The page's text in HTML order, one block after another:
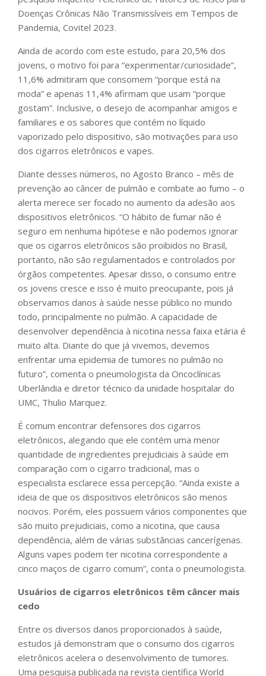
Doenças Crônicas Não Transmissíveis em Tempos de
Pandemia, Covitel 2023.
Ainda de acordo com este estudo, para 20,5% dos
jovens, o motivo foi para “experimentar/curiosidade”,
11,6% admitiram que consomem “porque está na
moda” e apenas 11,4% afirmam que usam “porque
gostam”. Inclusive, o desejo de acompanhar amigos e
familiares e os sabores que contém no líquido
vaporizado pelo dispositivo, são motivações para uso
dos cigarros eletrônicos e vapes.
Diante desses números, no Agosto Branco – mês de
prevenção ao câncer de pulmão e combate ao fumo – o
alerta merece ser focado no aumento da adesão aos
dispositivos eletrônicos. “O hábito de fumar não é
seguro em nenhuma hipótese e não podemos ignorar
que os cigarros eletrônicos são proibidos no Brasil,
portanto, não são regulamentados e controlados por
órgãos competentes. Apesar disso, o consumo entre
os jovens cresce e isso é muito preocupante, pois já
observamos danos à saúde nesse público no mundo
todo, principalmente no pulmão. A capacidade de
desenvolver dependência à nicotina nessa faixa etária é
muito alta. Diante do que já vivemos, devemos
enfrentar uma epidemia de tumores no pulmão no
futuro”, comenta o pneumologista da Oncoclínicas
Uberlândia e diretor técnico da unidade hospitalar do
UMC, Thulio Marquez.
É comum encontrar defensores dos cigarros
eletrônicos, alegando que ele contém uma menor
quantidade de ingredientes prejudiciais à saúde em
comparação com o cigarro tradicional, mas o
especialista esclarece essa percepção. “Ainda existe a
ideia de que os dispositivos eletrônicos são menos
nocivos. Porém, eles possuem vários componentes que
são muito prejudiciais, como a nicotina, que causa
dependência, além de várias substâncias cancerígenas.
Alguns vapes podem ter nicotina correspondente a
cinco maços de cigarro comum”, conta o pneumologista.
Usuários de cigarros eletrônicos têm câncer mais
cedo
Entre os diversos danos proporcionados à saúde,
estudos já demonstram que o consumo dos cigarros
eletrônicos acelera o desenvolvimento de tumores.
Uma pesquisa publicada na revista científica World